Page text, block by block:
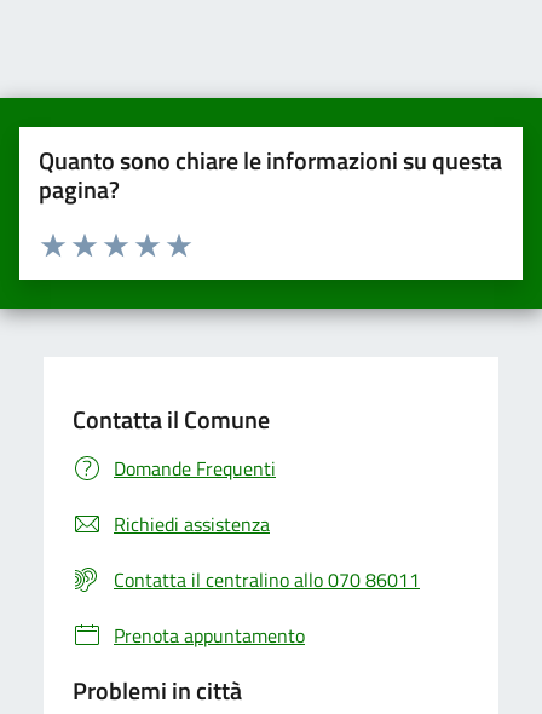
Quanto sono chiare le informazioni su questa
pagina?
Valuta da 1 a 5 stelle la pagina
Valuta 5 stelle su 5
Valuta 4 stelle su 5
Valuta 3 stelle su 5
Valuta 2 stelle su 5
Valuta una stella su 5
Contatta il Comune
Domande Frequenti
Richiedi assistenza
Contatta il centralino allo 070 86011
Prenota appuntamento
Problemi in città